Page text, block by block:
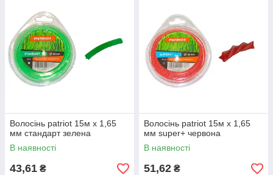
Волосінь patriot 15м х 1,65
мм стандарт зелена
В наявності
43,61 ₴
Волосінь patriot 15м х 1,65
мм super+ червона
В наявності
51,62 ₴